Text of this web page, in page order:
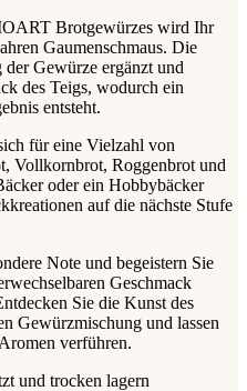
Brotgewürzes wird Ihr
Gaumenschmaus. Die
Gewürze ergänzt und
des Teigs, wodurch ein
entsteht.
für eine Vielzahl von
Vollkornbrot, Roggenbrot und
oder ein Hobbybäcker
auf die nächste Stufe
Note und begeistern Sie
Geschmack
Sie die Kunst des
Gewürzmischung und lassen
verführen.
und trocken lagern